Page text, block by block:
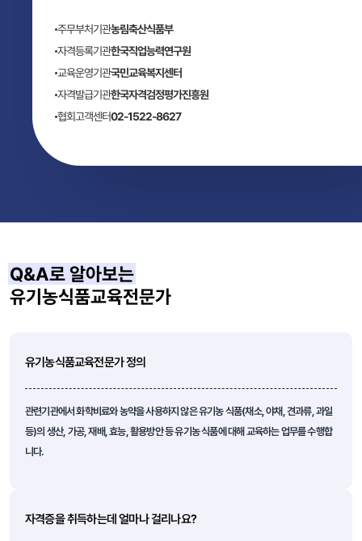
주무부처기관농림축산식품부
자격등록기관한국직업능력연구원
교육운영기관국민교육복지센터
자격발급기관한국자격검정평가진흥원
협회고객센터02-1522-8627
Q&A로 알아보는
유기농식품교육전문가
유기농식품교육전문가 정의
관련기관에서 화학비료와 농약을 사용하지 않은 유기농 식품(채소, 야채, 견과류, 과일
등)의 생산, 가공, 재배, 효능, 활용방안 등 유기농 식품에 대해 교육하는 업무를 수행합
니다.
자격증을 취득하는데 얼마나 걸리나요?